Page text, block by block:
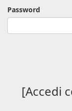
Password
[Accedi